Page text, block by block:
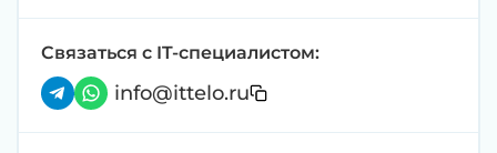
Связаться с IT-специалистом:
info@ittelo.ru